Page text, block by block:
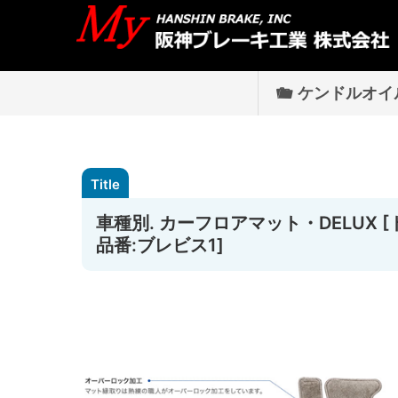
ケンドルオイ
車種別. カーフロアマット・DELUX
品番:ブレビス1]